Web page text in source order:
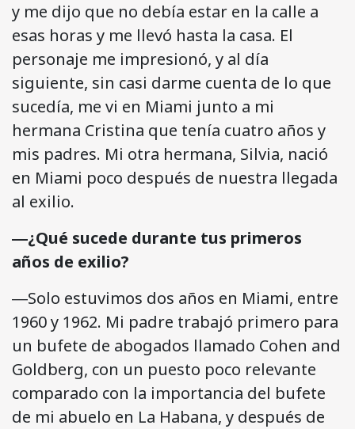
y me dijo que no debía estar en la calle a
esas horas y me llevó hasta la casa. El
personaje me impresionó, y al día
siguiente, sin casi darme cuenta de lo que
sucedía, me vi en Miami junto a mi
hermana Cristina que tenía cuatro años y
mis padres. Mi otra hermana, Silvia, nació
en Miami poco después de nuestra llegada
al exilio.
―¿Qué sucede durante tus primeros
años de exilio?
―Solo estuvimos dos años en Miami, entre
1960 y 1962. Mi padre trabajó primero para
un bufete de abogados llamado Cohen and
Goldberg, con un puesto poco relevante
comparado con la importancia del bufete
de mi abuelo en La Habana, y después de